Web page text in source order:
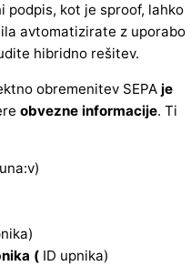
podpis, kot je sproof, lahko
avtomatizirate z uporabo
hibridno rešitev.
obremenitev SEPA je
obvezne informacije. Ti
( ID upnika)